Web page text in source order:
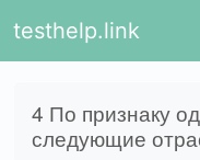
testhelp.link
4 По признаку
следующие